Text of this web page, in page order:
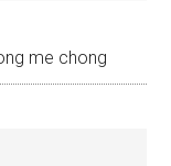
me chong